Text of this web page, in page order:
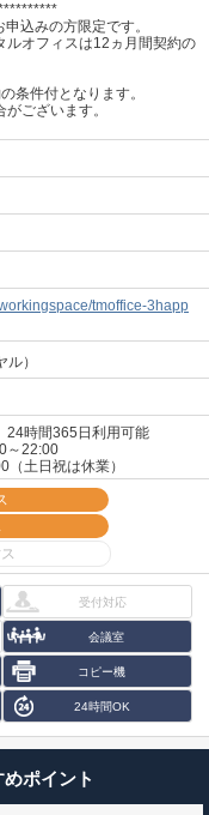
込みの方限定です。
オフィスは12ヵ月間契約の
条件付となります。
ございます。
tmoffice-3happ
）
24時間365日利用可能
～22:00
土日祝は休業）
受付対応
会議室
コピー機
24時間OK
ポイント